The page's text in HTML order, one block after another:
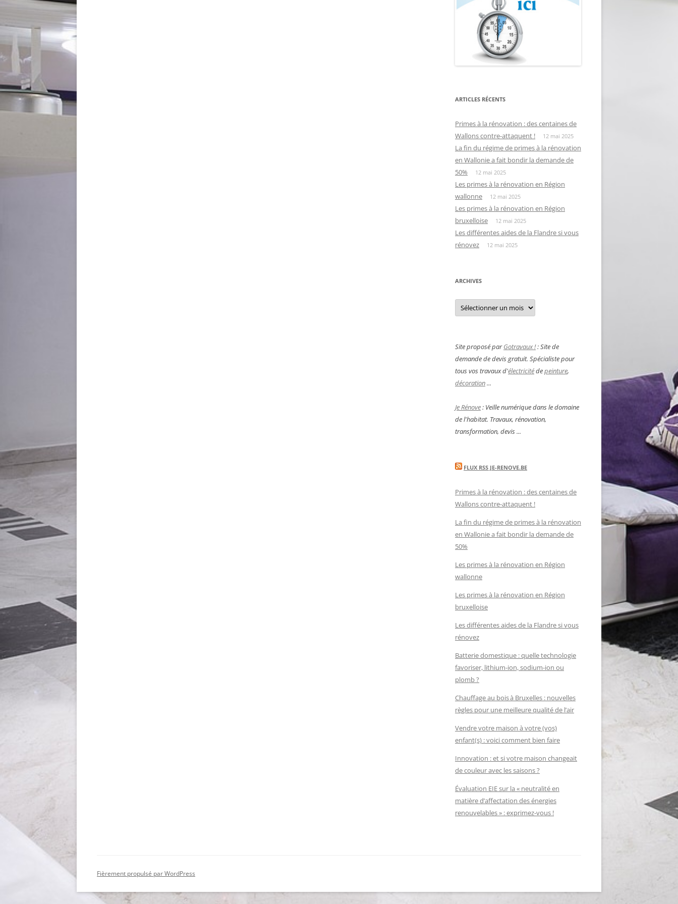
ARTICLES RÉCENTS
Primes à la rénovation : des centaines de
Wallons contre-attaquent !
12 mai 2025
La fin du régime de primes à la rénovation
en Wallonie a fait bondir la demande de
50%
12 mai 2025
Les primes à la rénovation en Région
wallonne
12 mai 2025
Les primes à la rénovation en Région
bruxelloise
12 mai 2025
Les différentes aides de la Flandre si vous
rénovez
12 mai 2025
ARCHIVES
Archives
Site proposé parGotravaux !: Site de
demande de devis gratuit. Spécialiste pour
tous vos travaux d'électricitédepeinture,
décoration...
Je Rénove: Veille numérique dans le domaine
de l'habitat. Travaux, rénovation,
transformation, devis ...
FLUX RSS JE-RENOVE.BE
Primes à la rénovation : des centaines de
Wallons contre-attaquent !
La fin du régime de primes à la rénovation
en Wallonie a fait bondir la demande de
50%
Les primes à la rénovation en Région
wallonne
Les primes à la rénovation en Région
bruxelloise
Les différentes aides de la Flandre si vous
rénovez
Batterie domestique : quelle technologie
favoriser, lithium-ion, sodium-ion ou
plomb ?
Chauffage au bois à Bruxelles : nouvelles
règles pour une meilleure qualité de l’air
Vendre votre maison à votre (vos)
enfant(s) : voici comment bien faire
Innovation : et si votre maison changeait
de couleur avec les saisons ?
Évaluation EIE sur la « neutralité en
matière d’affectation des énergies
renouvelables » : exprimez-vous !
Fièrement propulsé par WordPress